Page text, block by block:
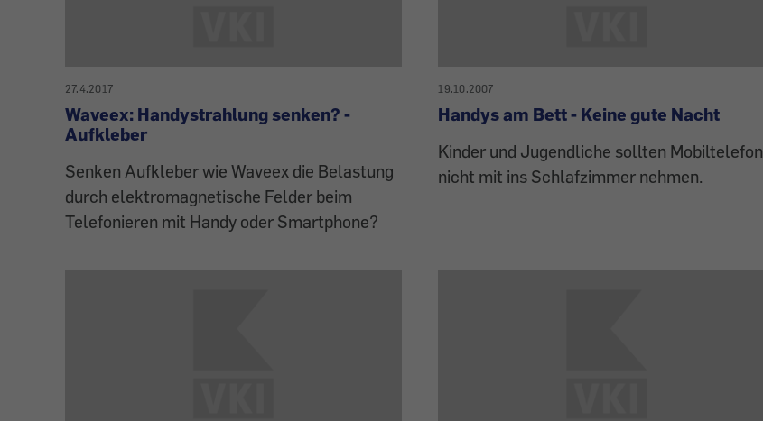
27.4.2017
Waveex: Handystrahlung senken? -
Aufkleber
Senken Aufkleber wie Waveex die Belastung
durch elektromagnetische Felder beim
Telefonieren mit Handy oder Smartphone?
19.10.2007
Handys am Bett - Keine gute Nacht
Kinder und Jugendliche sollten Mobiltelefon
nicht mit ins Schlafzimmer nehmen.